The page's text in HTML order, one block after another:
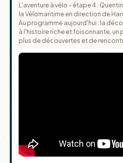
L'aventure à vélo - étape 4 :
la Vélomaritime en direction de
Au programme aujourd'hui : la
à l'histoire riche et foisonnante, un
plus de découvertes et de